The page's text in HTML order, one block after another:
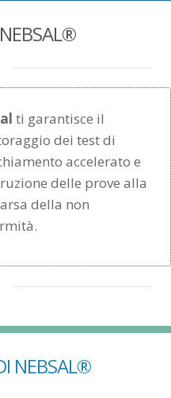
ti garantisce il
dei test di
accelerato e
delle prove alla
della non
NEBSAL®